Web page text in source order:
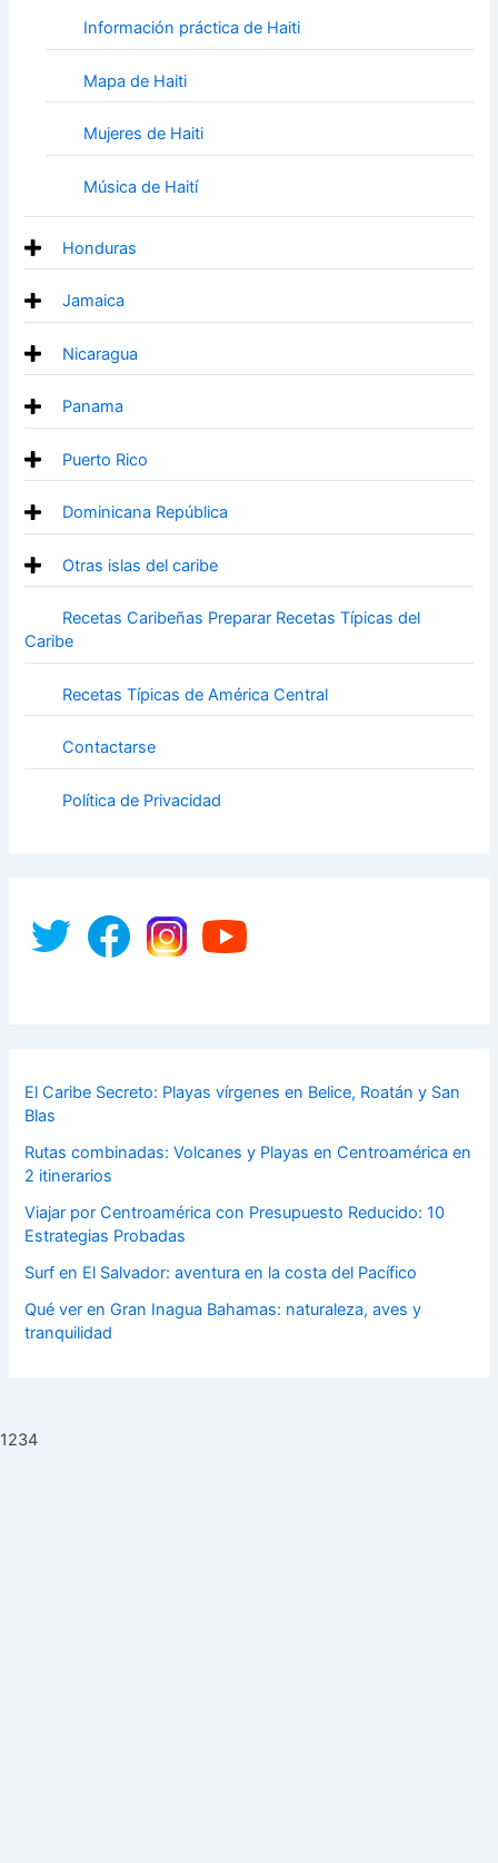
Información práctica de Haiti
Mapa de Haiti
Mujeres de Haiti
Música de Haití
Honduras
Jamaica
Nicaragua
Panama
Puerto Rico
Dominicana República
Otras islas del caribe
Recetas Caribeñas Preparar Recetas Típicas del
Caribe
Recetas Típicas de América Central
Contactarse
Política de Privacidad
El Caribe Secreto: Playas vírgenes en Belice, Roatán y San
Blas
Rutas combinadas: Volcanes y Playas en Centroamérica en
2 itinerarios
Viajar por Centroamérica con Presupuesto Reducido: 10
Estrategias Probadas
Surf en El Salvador: aventura en la costa del Pacífico
Qué ver en Gran Inagua Bahamas: naturaleza, aves y
tranquilidad
1234